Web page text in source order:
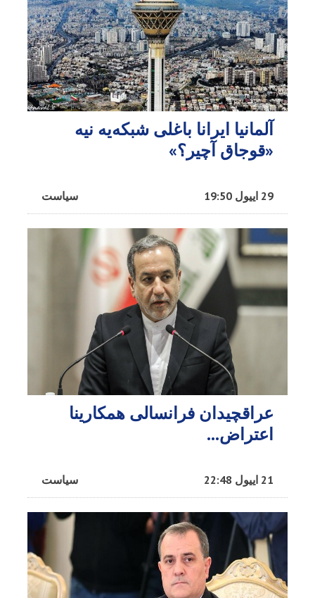
آلمانیا ایرانا باغلی شبکه‌یه نیه
«قوجاق آچیر؟»
سیاست 29 اییول 19:50
عراقچیدان فرانسالی همکارینا
اعتراض...
سیاست 21 اییول 22:48